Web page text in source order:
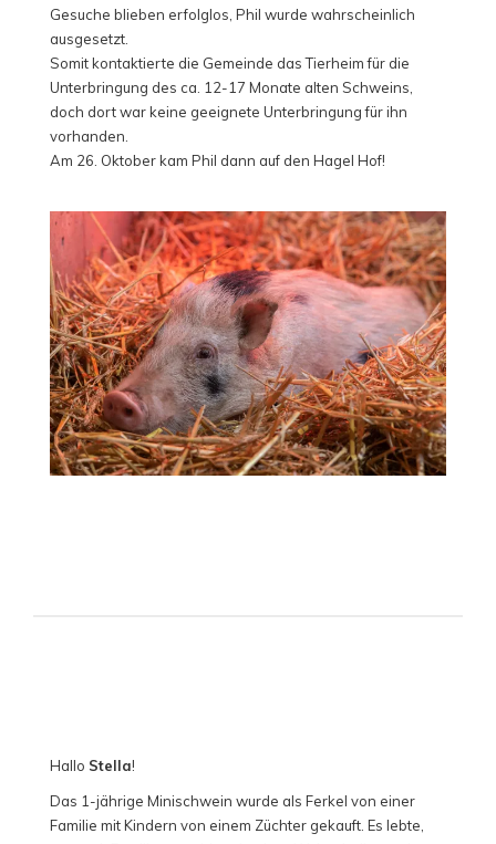
Gesuche blieben erfolglos, Phil wurde wahrscheinlich
ausgesetzt.
Somit kontaktierte die Gemeinde das Tierheim für die
Unterbringung des ca. 12-17 Monate alten Schweins,
doch dort war keine geeignete Unterbringung für ihn
vorhanden.
Am 26. Oktober kam Phil dann auf den Hagel Hof!
Hallo Stella!
Das 1-jährige Minischwein wurde als Ferkel von einer
Familie mit Kindern von einem Züchter gekauft. Es lebte,